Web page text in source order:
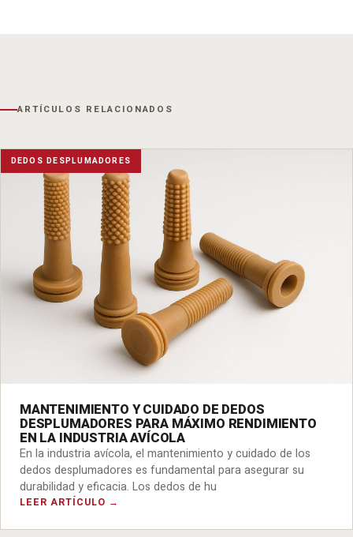
ARTÍCULOS RELACIONADOS
DEDOS DESPLUMADORES
MANTENIMIENTO Y CUIDADO DE DEDOS
DESPLUMADORES PARA MÁXIMO RENDIMIENTO
EN LA INDUSTRIA AVÍCOLA
En la industria avícola, el mantenimiento y cuidado de los
dedos desplumadores es fundamental para asegurar su
durabilidad y eficacia. Los dedos de hu
LEER ARTÍCULO →